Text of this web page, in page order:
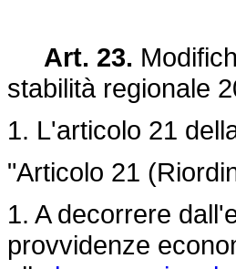
Art. 23.
stabilità regionale
1. L'articolo 21
"Articolo 21
1. A decorrere
provvidenze